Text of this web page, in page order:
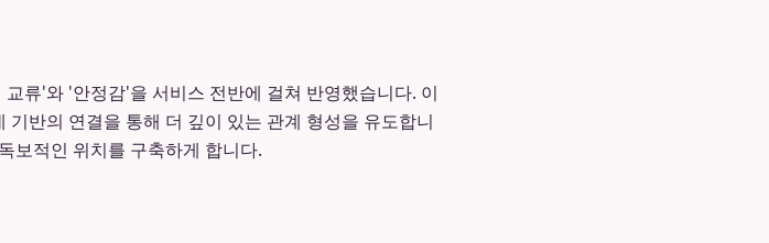
류'와 '안정감'을 서비스 전반에 걸쳐 반영했습니다. 이
반의 연결을 통해 더 깊이 있는 관계 형성을 유도합니
보적인 위치를 구축하게 합니다.